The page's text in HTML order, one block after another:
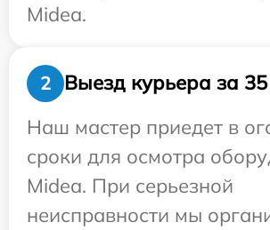
Midea.
2
Выезд курьера за
Наш мастер приедет в
сроки для осмотра
Midea. При серьезной
неисправности мы